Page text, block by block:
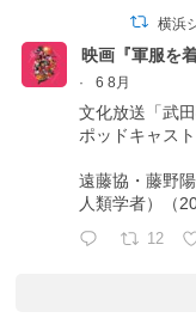
横浜
映画『軍服を
·
6 8月
文化放送「武
ポッドキャス
遠藤協・藤野
人類学者）（
12